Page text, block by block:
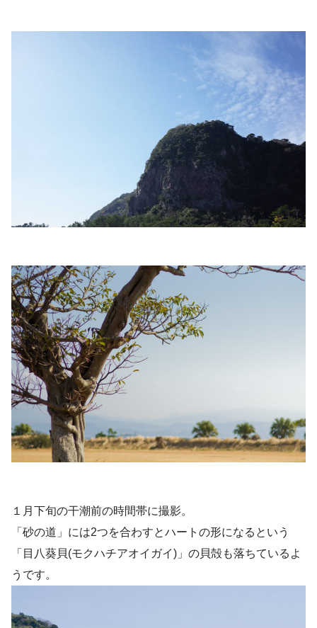
１月下旬の干潮前の時間帯に撮影。
「砂の道」には2つを合わすとハートの形になるという
「目八葵貝(モクハチアオイガイ)」の貝殻も落ちているよ
うです。